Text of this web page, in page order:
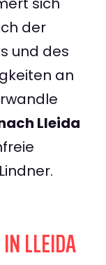
der
und des
an
Lleida
LLEIDA